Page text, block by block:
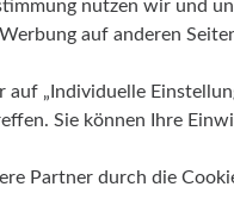
nutzen wir und
auf anderen
„Individuelle
Sie können Ihre
Partner durch die